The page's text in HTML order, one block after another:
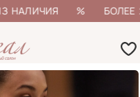
% БОЛЕЕ